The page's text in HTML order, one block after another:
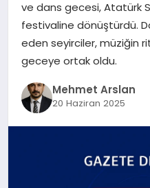
MAGAZIN
SAĞLIK
ve dans gecesi, Atatürk
festivaline dönüştürdü.
eden seyirciler, müziğin
geceye ortak oldu.
Mehmet Arslan
20 Haziran 2025